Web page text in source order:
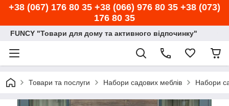
+38 (067) 176 80 35 +38 (066) 976 80 35 +38 (073)
176 80 35
FUNCY "Товари для дому та активного відпочинку"
Товари та послуги Набори садових меблів Набори